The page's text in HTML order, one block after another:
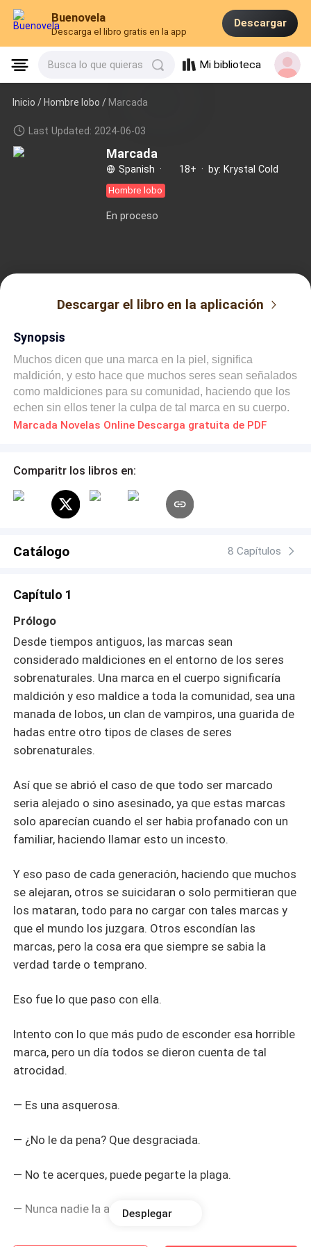
Buenovela
Descarga el libro gratis en la app
Descargar
Busca lo que quieras Mi biblioteca
Inicio /Hombre lobo / Marcada
Last Updated: 2024-06-03
Marcada
Spanish · 18+ · by: Krystal Cold
Hombre lobo
En proceso
Descargar el libro en la aplicación
Synopsis
Muchos dicen que una marca en la piel, significa
maldición, y esto hace que muchos seres sean señalados
como maldiciones para su comunidad, haciendo que los
echen sin ellos tener la culpa de tal marca en su cuerpo.
Marcada Novelas Online Descarga gratuita de PDF
Comparitr los libros en:
Catálogo 8 Capítulos
Capítulo 1
Prólogo
Desde tiempos antiguos, las marcas sean
considerado maldiciones en el entorno de los seres
sobrenaturales. Una marca en el cuerpo significaría
maldición y eso maldice a toda la comunidad, sea una
manada de lobos, un clan de vampiros, una guarida de
hadas entre otro tipos de clases de seres
sobrenaturales.
Así que se abrió el caso de que todo ser marcado
seria alejado o sino asesinado, ya que estas marcas
solo aparecían cuando el ser habia profanado con un
familiar, haciendo llamar esto un incesto.
Y eso paso de cada generación, haciendo que muchos
se alejaran, otros se suicidaran o solo permitieran que
los mataran, todo para no cargar con tales marcas y
que el mundo los juzgara. Otros escondían las
marcas, pero la cosa era que siempre se sabia la
verdad tarde o temprano.
Eso fue lo que paso con ella.
Intento con lo que más pudo de esconder esa horrible
marca, pero un día todos se dieron cuenta de tal
atrocidad.
— Es una asquerosa.
— ¿No le da pena? Que desgraciada.
— No te acerques, puede pegarte la plaga.
— Nunca nadie la amaran.
— Ella no tiene ni dignidad.
Desplegar